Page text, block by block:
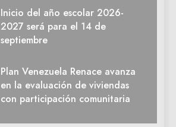
Inicio del año escolar 2026-
2027 será para el 14 de
septiembre
Plan Venezuela Renace avanza
en la evaluación de viviendas
con participación comunitaria